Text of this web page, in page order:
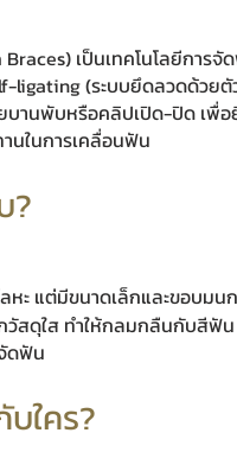
เป็นเทคโนโลยีกา
(ระบบยึดลวดด้วยตั
บานพับหรือคลิปเปิด-ปิด เพื่
นในการเคลื่อนฟัน
?
หะ แต่มีขนาดเล็กและขอบม
วัสดุใส ทำให้กลมกลืนกับสีฟั
ดฟัน
ใคร?